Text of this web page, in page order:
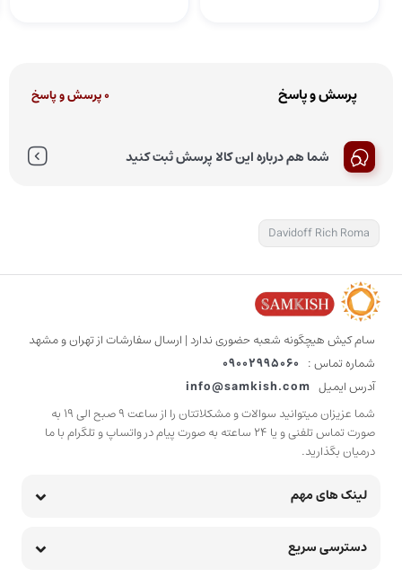
پرسش و پاسخ 0 پرسش و پاسخ
شما هم درباره این کالا پرسش ثبت کنید
Davidoff Rich Roma
سام کیش هیچگونه شعبه حضوری ندارد | ارسال سفارشات از تهران و مشهد
شماره تماس : 09002995060
آدرس ایمیل info@samkish.com
شما عزیزان میتوانید سوالات و مشکلاتتان را از ساعت 9 صبح الی 19 به
صورت تماس تلفنی و یا 24 ساعته به صورت پیام در واتساپ و تلگرام با ما
درمیان بگذارید.
لینک های مهم
دسترسی سریع